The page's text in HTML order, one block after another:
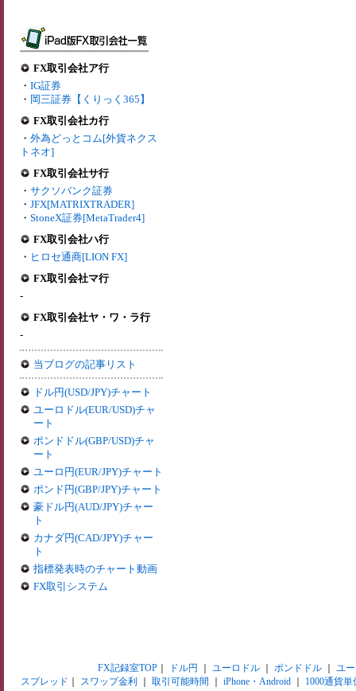
FX取引会社ア行
・ IG証券
・ 岡三証券【くりっく365】
FX取引会社カ行
・ 外為どっとコム[外貨ネクス
トネオ]
FX取引会社サ行
・ サクソバンク証券
・ JFX[MATRIXTRADER]
・ StoneX証券[MetaTrader4]
FX取引会社ハ行
・ ヒロセ通商[LION FX]
FX取引会社マ行
-
FX取引会社ヤ・ワ・ラ行
-
当ブログの記事リスト
ドル円(USD/JPY)チャート
ユーロドル(EUR/USD)チャ
ート
ポンドドル(GBP/USD)チャ
ート
ユーロ円(EUR/JPY)チャート
ポンド円(GBP/JPY)チャート
豪ドル円(AUD/JPY)チャー
ト
カナダ円(CAD/JPY)チャー
ト
指標発表時のチャート動画
FX取引システム
FX記録室TOP｜ ドル円 ユーロドル｜ ポンドドル｜ ユ
スプレッド
スワップ金利 取引可能時間 iPhone・Android 1000通貨単